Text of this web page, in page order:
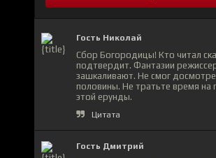
Гость Николай
Сбор Богородицы! Кто читал
подтвердит. Фантазии
зашкаливают. Не смог
половины. Не тратьте время на
этой ерунды.
Цитата
Гость Дмитрий